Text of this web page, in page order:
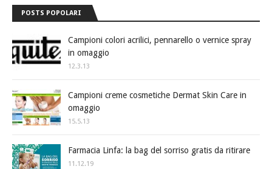
POSTS POPOLARI
Campioni colori acrilici, pennarello o vernice spray
in omaggio
12.3.13
Campioni creme cosmetiche Dermat Skin Care in
omaggio
15.5.13
Farmacia Linfa: la bag del sorriso gratis da ritirare
11.12.19